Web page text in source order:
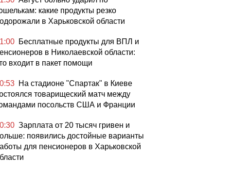
какие продукты резко
в Харьковской области
Бесплатные продукты для ВПЛ и
в Николаевской области:
входит в пакет помощи
На стадионе "Спартак" в Киеве
товарищеский матч между
посольств США и Франции
Зарплата от 20 тысяч гривен и
появились достойные варианты
для пенсионеров в Харьковской